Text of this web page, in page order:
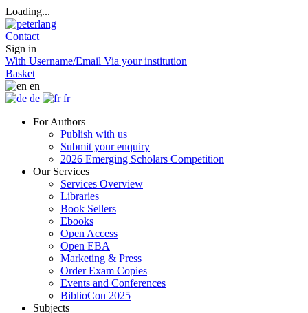
Loading...
Contact
Sign in
With Username/Email Via your institution
Basket
en
de
fr
For Authors
Publish with us
Submit your enquiry
2026 Emerging Scholars Competition
Our Services
Services Overview
Libraries
Book Sellers
Ebooks
Open Access
Open EBA
Marketing & Press
Order Exam Copies
Events and Conferences
BiblioCon 2025
Subjects